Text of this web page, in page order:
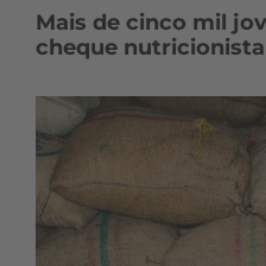
Mais de cinco mil
cheque